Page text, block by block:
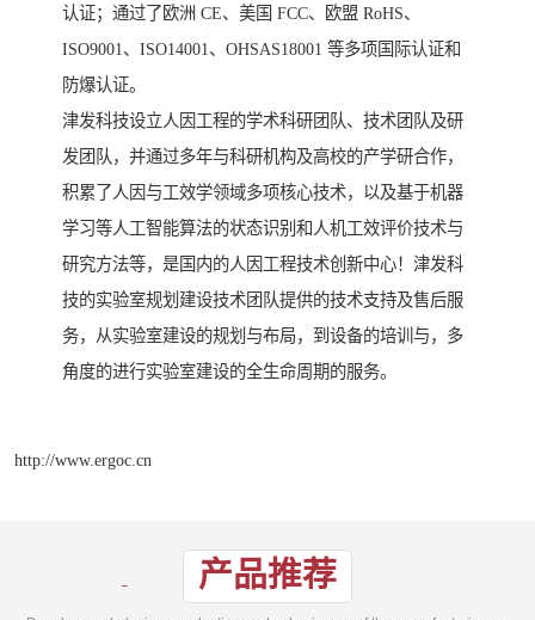
认证；通过了欧洲 CE、美国 FCC、欧盟 RoHS、
ISO9001、ISO14001、OHSAS18001 等多项国际认证和
防爆认证。
津发科技设立人因工程的学术科研团队、技术团队及研
发团队，并通过多年与科研机构及高校的产学研合作，
积累了人因与工效学领域多项核心技术，以及基于机器
学习等人工智能算法的状态识别和人机工效评价技术与
研究方法等，是国内的人因工程技术创新中心！津发科
技的实验室规划建设技术团队提供的技术支持及售后服
务，从实验室建设的规划与布局，到设备的培训与，多
角度的进行实验室建设的全生命周期的服务。
http://www.ergoc.cn
产品推荐